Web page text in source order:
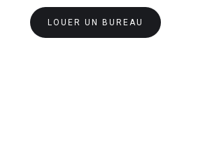
LOUER UN BUREAU